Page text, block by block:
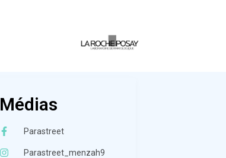
Médias
Parastreet
Parastreet_menzah9